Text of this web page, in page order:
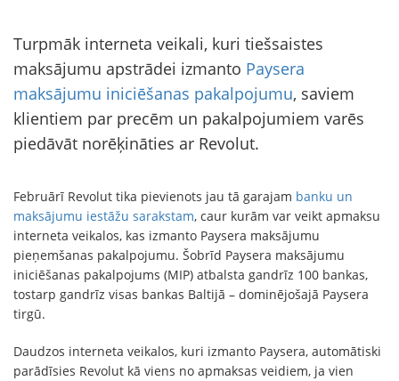
Turpmāk interneta veikali, kuri tiešsaistes
maksājumu apstrādei izmanto Paysera
maksājumu iniciēšanas pakalpojumu, saviem
klientiem par precēm un pakalpojumiem varēs
piedāvāt norēķināties ar Revolut.
Februārī Revolut tika pievienots jau tā garajam banku un
maksājumu iestāžu sarakstam, caur kurām var veikt apmaksu
interneta veikalos, kas izmanto Paysera maksājumu
pieņemšanas pakalpojumu. Šobrīd Paysera maksājumu
iniciēšanas pakalpojums (MIP) atbalsta gandrīz 100 bankas,
tostarp gandrīz visas bankas Baltijā – dominējošajā Paysera
tirgū.
Daudzos interneta veikalos, kuri izmanto Paysera, automātiski
parādīsies Revolut kā viens no apmaksas veidiem, ja vien